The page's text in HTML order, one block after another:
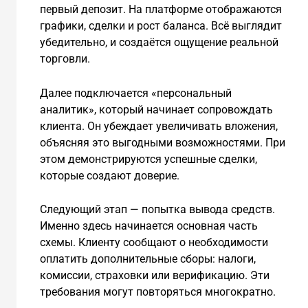
первый депозит. На платформе отображаются
графики, сделки и рост баланса. Всё выглядит
убедительно, и создаётся ощущение реальной
торговли.
Далее подключается «персональный
аналитик», который начинает сопровождать
клиента. Он убеждает увеличивать вложения,
объясняя это выгодными возможностями. При
этом демонстрируются успешные сделки,
которые создают доверие.
Следующий этап — попытка вывода средств.
Именно здесь начинается основная часть
схемы. Клиенту сообщают о необходимости
оплатить дополнительные сборы: налоги,
комиссии, страховки или верификацию. Эти
требования могут повторяться многократно.